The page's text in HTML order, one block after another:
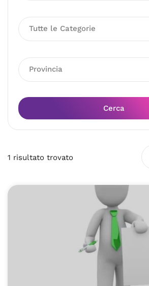
Tutte le Categorie
Provincia
Cerca
1 risultato trovato